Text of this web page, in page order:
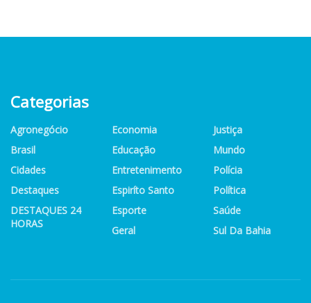
Categorias
Agronegócio
Brasil
Cidades
Destaques
DESTAQUES 24
HORAS
Economia
Educação
Entretenimento
Espiríto Santo
Esporte
Geral
Justiça
Mundo
Polícia
Política
Saúde
Sul Da Bahia